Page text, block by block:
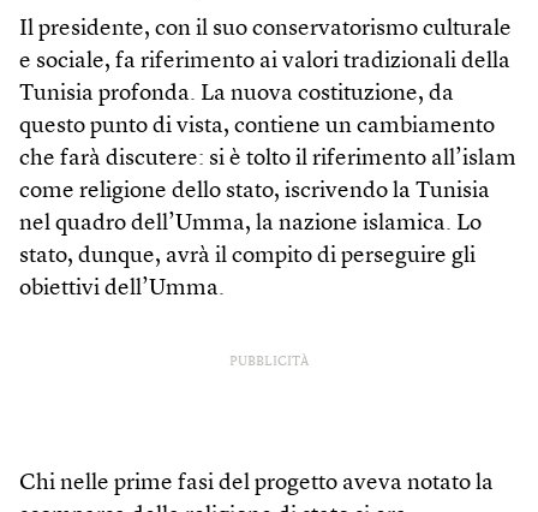
Il presidente, con il suo conservatorismo culturale
e sociale, fa riferimento ai valori tradizionali della
Tunisia profonda. La nuova costituzione, da
questo punto di vista, contiene un cambiamento
che farà discutere: si è tolto il riferimento all’islam
come religione dello stato, iscrivendo la Tunisia
nel quadro dell’Umma, la nazione islamica. Lo
stato, dunque, avrà il compito di perseguire gli
obiettivi dell’Umma.
PUBBLICITÀ
Chi nelle prime fasi del progetto aveva notato la